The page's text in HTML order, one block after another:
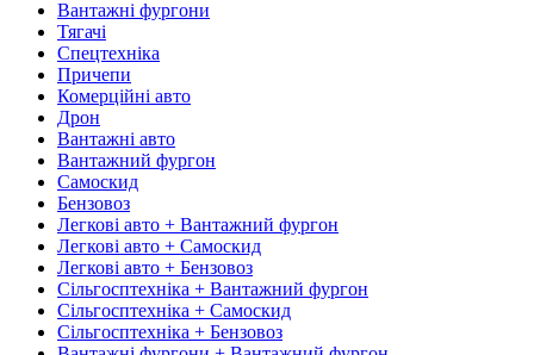
Вантажні фургони
Тягачі
Спецтехніка
Причепи
Комерційні авто
Дрон
Вантажні авто
Вантажний фургон
Самоскид
Бензовоз
Легкові авто + Вантажний фургон
Легкові авто + Самоскид
Легкові авто + Бензовоз
Сільгосптехніка + Вантажний фургон
Сільгосптехніка + Самоскид
Сільгосптехніка + Бензовоз